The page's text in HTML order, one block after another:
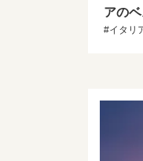
アの
#イタリ